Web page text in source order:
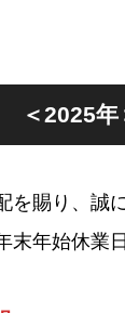
＜2025
を賜り、誠
末年始休業